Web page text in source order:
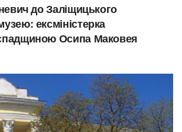
до Заліщицького
ексміністерка
Осипа Маковея